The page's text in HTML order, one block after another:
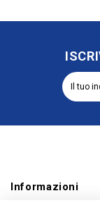
Informazioni